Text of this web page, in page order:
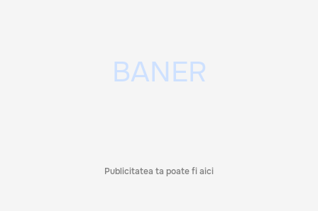
Publicitatea ta poate fi aici